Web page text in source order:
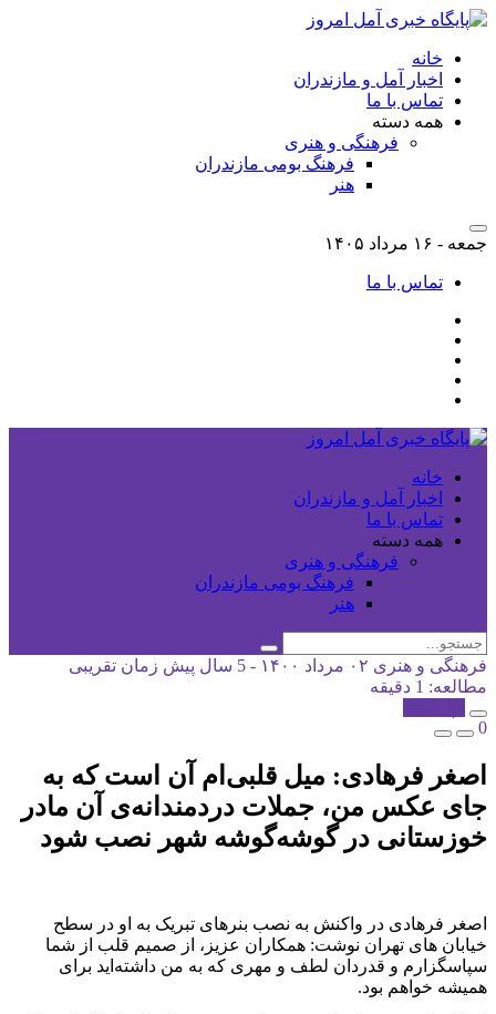
خانه
اخبار آمل و مازندران
تماس با ما
همه دسته
فرهنگی و هنری
فرهنگ بومی مازندران
هنر
جمعه - ۱۶ مرداد ۱۴۰۵
تماس با ما
خانه
اخبار آمل و مازندران
تماس با ما
همه دسته
فرهنگی و هنری
فرهنگ بومی مازندران
هنر
فرهنگی و هنری ۰۲ مرداد ۱۴۰۰ - 5 سال پیش
زمان تقریبی
مطالعه: 1 دقیقه
0
اصغر فرهادی: میل قلبی‌ام آن است که به
جای عکس من، جملات دردمندانه‌ی آن مادر
خوزستانی در گوشه‌گوشه‌ شهر نصب شود
اصغر فرهادی در واکنش به نصب بنرهای تبریک به او در سطح
خیابان های تهران نوشت: همکاران عزیز، از صمیم قلب از شما
سپاسگزارم و قدردان لطف و مهری که به من داشته‌اید برای
همیشه خواهم بود.